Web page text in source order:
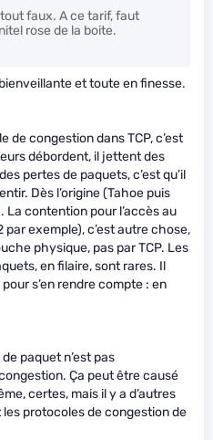
faux. A ce tarif, faut
rose de la boite.
et toute en finesse.
de congestion dans TCP, c’est
débordent, il jettent des
pertes de paquets, c’est qu’il
Dès l’origine (Tahoe puis
contention pour l’accès au
exemple), c’est autre chose,
physique, pas par TCP. Les
en filaire, sont rares. Il
s’en rendre compte : en
paquet n’est pas
Ça peut être causé
certes, mais il y a d’autres
protocoles de congestion de